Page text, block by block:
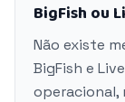
BigFish ou
Não existe
BigFish e
operacional,